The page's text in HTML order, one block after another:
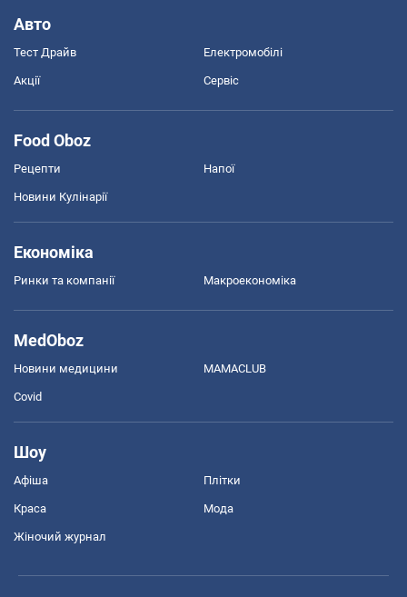
Авто
Тест Драйв Електромобілі
Акції Сервіс
Food Oboz
Рецепти Напої
Новини Кулінарії
Економіка
Ринки та компанії Макроекономіка
MedOboz
Новини медицини MAMACLUB
Covid
Шоу
Афіша Плітки
Краса Мода
Жіночий журнал